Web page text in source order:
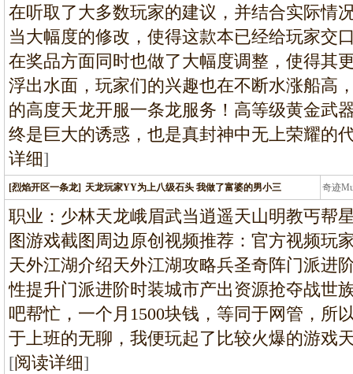
条
在听取了大多数玩家的建议，并结合实际情
当大幅度的修改，使得这款本已经给玩家交
在奖品方面同时也做了大幅度调整，使得其
浮出水面，玩家们的兴趣也在不断水涨船高
的高度天龙开服一条龙服务！高等级黄金武
终是巨大的诱惑，也是真封神中无上荣耀的
详细]
[烈焰开区一条龙] 天龙玩家YY为上八级石头 我做了富婆的男小三 奇迹
条
职业：少林天龙峨眉武当逍遥天山明教丐帮
图游戏截图周边原创视频推荐：官方视频玩
天外江湖介绍天外江湖攻略兵圣奇阵门派进
性提升门派进阶时装城市产出资源抢夺战世
吧帮忙，一个月1500块钱，等同于网管，所
于上班的无聊，我便玩起了比较火爆的游戏
[阅读详细]